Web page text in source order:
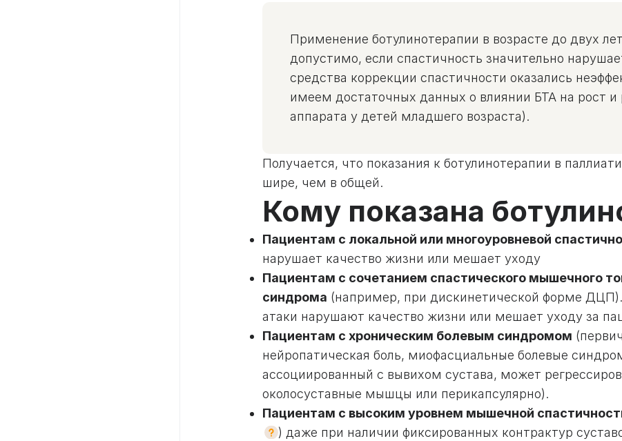
Применение ботулинотерапии в возрасте до двух
допустимо, если спастичность значительно
средства коррекции спастичности оказались
имеем достаточных данных о влиянии БТА на рост и
аппарата у детей младшего возраста).
Получается, что показания к ботулинотерапии в
шире, чем в общей.
Кому показана
Пациентам с локальной или многоуровневой
нарушает качество жизни или мешает уходу
Пациентам с сочетанием спастического мышечного
синдрома (например, при дискинетической форме
атаки нарушают качество жизни или мешает уходу за
Пациентам с хроническим болевым синдромом
нейропатическая боль, миофасциальные болевые
ассоциированный с вывихом сустава, может
околосуставные мышцы или перикапсулярно).
Пациентам с высоким уровнем мышечной
) даже при наличии фиксированных контрактур